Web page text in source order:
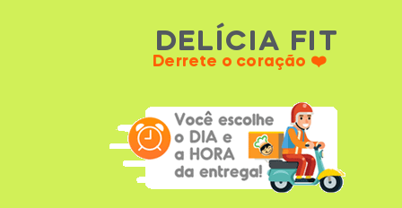
DELÍCIA FIT
Derrete o coração ❤️